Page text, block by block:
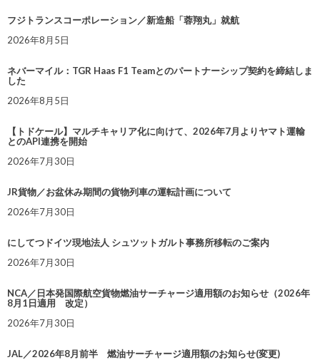
フジトランスコーポレーション／新造船「蓉翔丸」就航
2026年8月5日
ネバーマイル：TGR Haas F1 Teamとのパートナーシップ契約を締結しま
した
2026年8月5日
【トドケール】マルチキャリア化に向けて、2026年7月よりヤマト運輸
とのAPI連携を開始
2026年7月30日
JR貨物／お盆休み期間の貨物列車の運転計画について
2026年7月30日
にしてつドイツ現地法人 シュツットガルト事務所移転のご案内
2026年7月30日
NCA／日本発国際航空貨物燃油サーチャージ適用額のお知らせ（2026年
8月1日適用 改定）
2026年7月30日
JAL／2026年8月前半 燃油サーチャージ適用額のお知らせ(変更)